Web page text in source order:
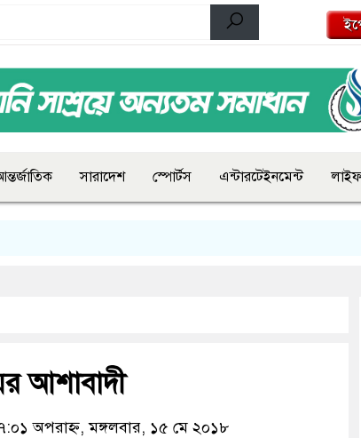
সারাদেশ স্পোর্টস এন্টারটেইনমেন্ট
আশাবাদী
অপরাহ্ন, মঙ্গলবার, ১৫ মে ২০১৮